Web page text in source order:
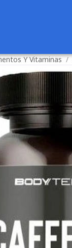
Y Vitaminas /